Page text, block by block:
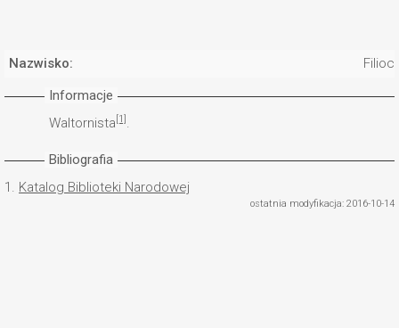
Nazwisko:
Informacje
Waltornista [1] .
Bibliografia
1. Katalog Biblioteki Narodowej
ostatnia modyfikacja: 2016-10-14